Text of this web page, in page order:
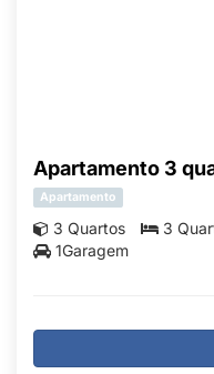
Apartamento 3
Apartamento
3 Quartos 3
1Garagem